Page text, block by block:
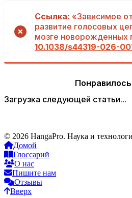
Ссылка: «Зависимое
развитие голосовых
мозге новорожденных
10.1038/s44319-026-
Загрузка следующей статьи...
© 2026 HangaPro. Наука и
Домой
Глоссарий
О нас
Пишите нам
Отзывы
Вверх